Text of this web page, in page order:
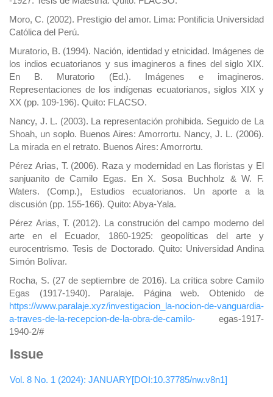
Moro, C. (2002). Prestigio del amor. Lima: Pontificia Universidad
Católica del Perú.
Muratorio, B. (1994). Nación, identidad y etnicidad. Imágenes de
los indios ecuatorianos y sus imagineros a fines del siglo XIX.
En B. Muratorio (Ed.). Imágenes e imagineros.
Representaciones de los indígenas ecuatorianos, siglos XIX y
XX (pp. 109-196). Quito: FLACSO.
Nancy, J. L. (2003). La representación prohibida. Seguido de La
Shoah, un soplo. Buenos Aires: Amorrortu. Nancy, J. L. (2006).
La mirada en el retrato. Buenos Aires: Amorrortu.
Pérez Arias, T. (2006). Raza y modernidad en Las floristas y El
sanjuanito de Camilo Egas. En X. Sosa Buchholz & W. F.
Waters. (Comp.), Estudios ecuatorianos. Un aporte a la
discusión (pp. 155-166). Quito: Abya-Yala.
Pérez Arias, T. (2012). La construción del campo moderno del
arte en el Ecuador, 1860-1925: geopolíticas del arte y
eurocentrismo. Tesis de Doctorado. Quito: Universidad Andina
Simón Bolívar.
Rocha, S. (27 de septiembre de 2016). La crítica sobre Camilo
Egas (1917-1940). Paralaje. Página web. Obtenido de
https://www.paralaje.xyz/investigacion_la-nocion-de-vanguardia-
a-traves-de-la-recepcion-de-la-obra-de-camilo- egas-1917-
1940-2/#
Issue
Vol. 8 No. 1 (2024): JANUARY[DOI:10.37785/nw.v8n1]